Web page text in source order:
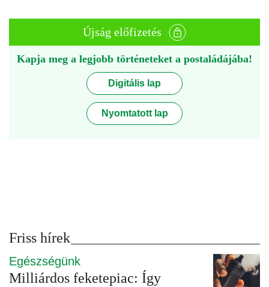
Újság előfizetés
Kapja meg a legjobb történeteket a postaládájába!
Digitális lap
Nyomtatott lap
Friss hírek
Egészségünk
Milliárdos feketepiac: Így